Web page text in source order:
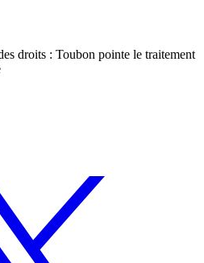
droits : Toubon pointe le traitement